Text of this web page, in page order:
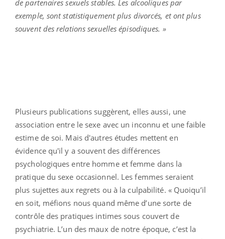
de partenaires sexuels stables. Les alcooliques par
exemple, sont statistiquement plus divorcés, et ont plus
souvent des relations sexuelles épisodiques. »
Plusieurs publications suggèrent, elles aussi, une
association entre le sexe avec un inconnu et une faible
estime de soi. Mais d'autres études mettent en
évidence qu'il y a souvent des différences
psychologiques entre homme et femme dans la
pratique du sexe occasionnel. Les femmes seraient
plus sujettes aux regrets ou à la culpabilité. « Quoiqu’il
en soit, méfions nous quand même d’une sorte de
contrôle des pratiques intimes sous couvert de
psychiatrie. L’un des maux de notre époque, c’est la